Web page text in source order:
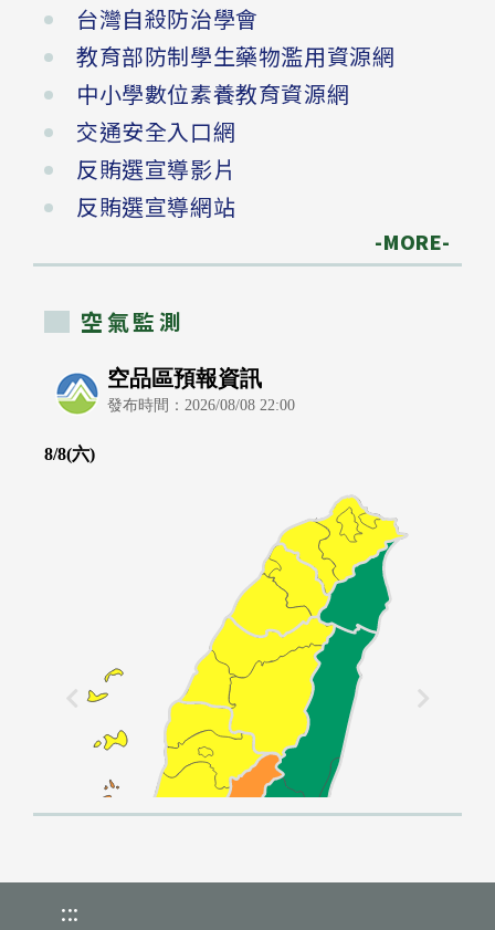
台灣自殺防治學會
教育部防制學生藥物濫用資源網
中小學數位素養教育資源網
交通安全入口網
反賄選宣導影片
反賄選宣導網站
-MORE-
空氣監測
:::